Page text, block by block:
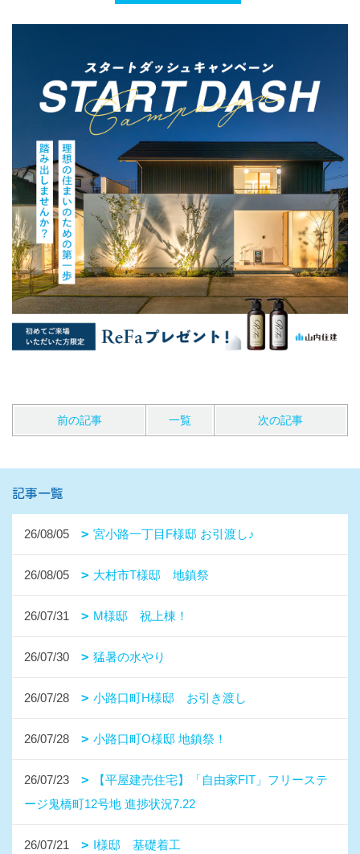
前の記事 一覧 次の記事
記事一覧
26/08/05 宮小路一丁目F様邸 お引渡し♪
26/08/05 大村市T様邸 地鎮祭
26/07/31 M様邸 祝上棟！
26/07/30 猛暑の水やり
26/07/28 小路口町H様邸 お引き渡し
26/07/28 小路口町O様邸 地鎮祭！
26/07/23
【平屋建売住宅】「自由家FIT」フリーステ
ージ鬼橋町12号地 進捗状況7.22
26/07/21 I様邸 基礎着工